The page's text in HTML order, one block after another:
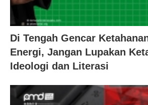
Di Tengah Gencar
Energi, Jangan Lupakan
Ideologi dan Literasi